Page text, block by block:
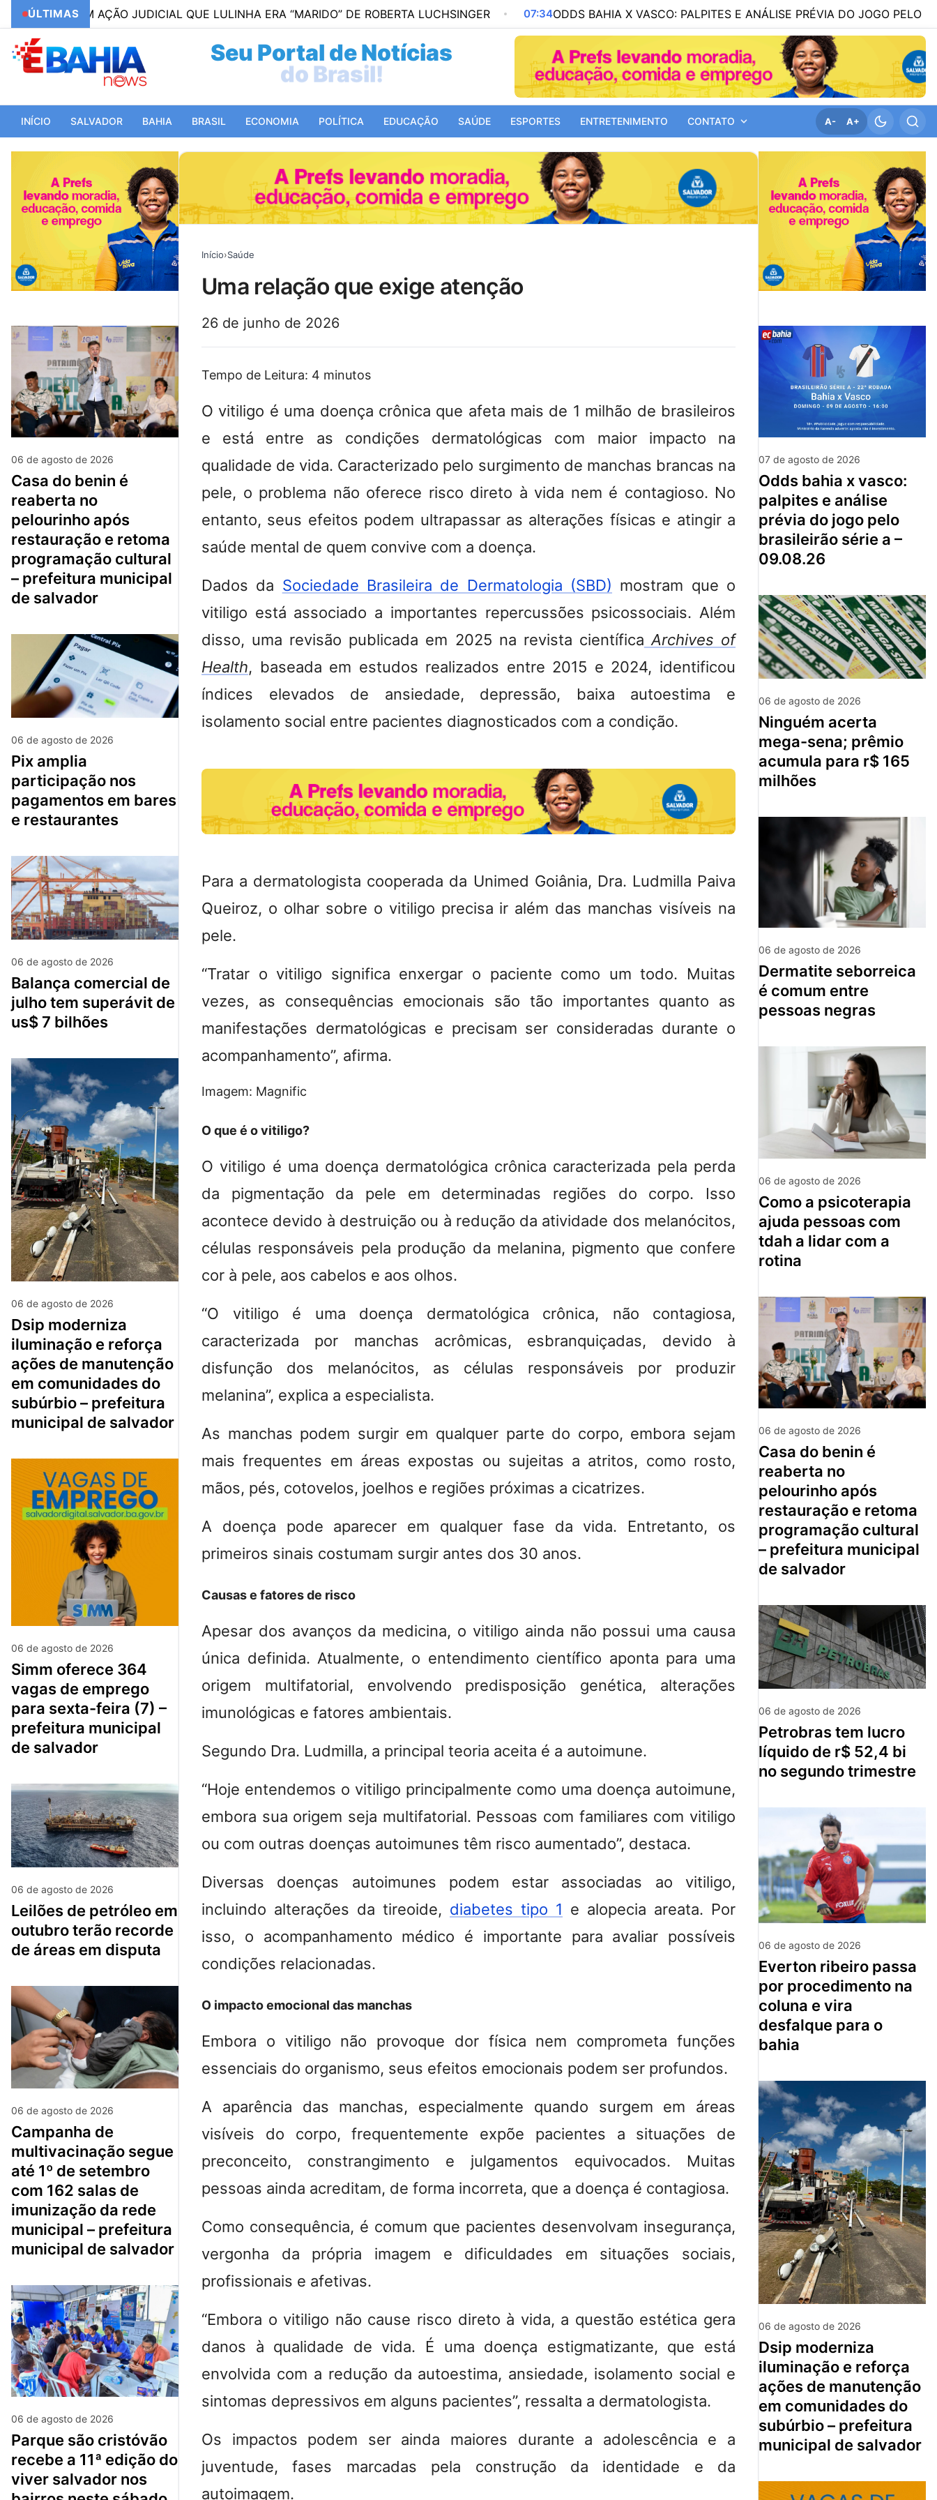
ÚLTIMAS
EM AÇÃO JUDICIAL QUE LULINHA ERA “MARIDO” DE ROBERTA LUCHSINGER 07:34ODDS BAHIA X VASCO: PALPITES E ANÁLISE PRÉVIA DO JOGO PELO
Seu Portal de Notícias
do Mundo!
INÍCIO SALVADOR BAHIA BRASIL ECONOMIA POLÍTICA EDUCAÇÃO SAÚDE ESPORTES ENTRETENIMENTO CONTATO A- A+
06 de agosto de 2026
casa do benin é
reaberta no
pelourinho após
restauração e retoma
programação cultural
– prefeitura municipal
de salvador
06 de agosto de 2026
pix amplia
participação nos
pagamentos em bares
e restaurantes
06 de agosto de 2026
balança comercial de
julho tem superávit de
us$ 7 bilhões
06 de agosto de 2026
dsip moderniza
iluminação e reforça
ações de manutenção
em comunidades do
subúrbio – prefeitura
municipal de salvador
06 de agosto de 2026
simm oferece 364
vagas de emprego
para sexta-feira (7) –
prefeitura municipal
de salvador
06 de agosto de 2026
leilões de petróleo em
outubro terão recorde
de áreas em disputa
06 de agosto de 2026
campanha de
multivacinação segue
até 1º de setembro
com 162 salas de
imunização da rede
municipal – prefeitura
municipal de salvador
06 de agosto de 2026
parque são cristóvão
recebe a 11ª edição do
viver salvador nos
Início›Saúde
uma relação que exige atenção
26 de junho de 2026
Tempo de Leitura: 4 minutos
O vitiligo é uma doença crônica que afeta mais de 1 milhão de brasileiros
e está entre as condições dermatológicas com maior impacto na
qualidade de vida. Caracterizado pelo surgimento de manchas brancas na
pele, o problema não oferece risco direto à vida nem é contagioso. No
entanto, seus efeitos podem ultrapassar as alterações físicas e atingir a
saúde mental de quem convive com a doença.
Dados da Sociedade Brasileira de Dermatologia (SBD) mostram que o
vitiligo está associado a importantes repercussões psicossociais. Além
disso, uma revisão publicada em 2025 na revista científica Archives of
Health, baseada em estudos realizados entre 2015 e 2024, identificou
índices elevados de ansiedade, depressão, baixa autoestima e
isolamento social entre pacientes diagnosticados com a condição.
Para a dermatologista cooperada da Unimed Goiânia, Dra. Ludmilla Paiva
Queiroz, o olhar sobre o vitiligo precisa ir além das manchas visíveis na
pele.
“Tratar o vitiligo significa enxergar o paciente como um todo. Muitas
vezes, as consequências emocionais são tão importantes quanto as
manifestações dermatológicas e precisam ser consideradas durante o
acompanhamento”, afirma.
Imagem: Magnific
O que é o vitiligo?
O vitiligo é uma doença dermatológica crônica caracterizada pela perda
da pigmentação da pele em determinadas regiões do corpo. Isso
acontece devido à destruição ou à redução da atividade dos melanócitos,
células responsáveis pela produção da melanina, pigmento que confere
cor à pele, aos cabelos e aos olhos.
“O vitiligo é uma doença dermatológica crônica, não contagiosa,
caracterizada por manchas acrômicas, esbranquiçadas, devido à
disfunção dos melanócitos, as células responsáveis por produzir
melanina”, explica a especialista.
As manchas podem surgir em qualquer parte do corpo, embora sejam
mais frequentes em áreas expostas ou sujeitas a atritos, como rosto,
mãos, pés, cotovelos, joelhos e regiões próximas a cicatrizes.
A doença pode aparecer em qualquer fase da vida. Entretanto, os
primeiros sinais costumam surgir antes dos 30 anos.
Causas e fatores de risco
Apesar dos avanços da medicina, o vitiligo ainda não possui uma causa
única definida. Atualmente, o entendimento científico aponta para uma
origem multifatorial, envolvendo predisposição genética, alterações
imunológicas e fatores ambientais.
Segundo Dra. Ludmilla, a principal teoria aceita é a autoimune.
“Hoje entendemos o vitiligo principalmente como uma doença autoimune,
embora sua origem seja multifatorial. Pessoas com familiares com vitiligo
ou com outras doenças autoimunes têm risco aumentado”, destaca.
Diversas doenças autoimunes podem estar associadas ao vitiligo,
incluindo alterações da tireoide, diabetes tipo 1 e alopecia areata. Por
isso, o acompanhamento médico é importante para avaliar possíveis
condições relacionadas.
O impacto emocional das manchas
Embora o vitiligo não provoque dor física nem comprometa funções
essenciais do organismo, seus efeitos emocionais podem ser profundos.
A aparência das manchas, especialmente quando surgem em áreas
visíveis do corpo, frequentemente expõe pacientes a situações de
preconceito, constrangimento e julgamentos equivocados. Muitas
pessoas ainda acreditam, de forma incorreta, que a doença é contagiosa.
Como consequência, é comum que pacientes desenvolvam insegurança,
vergonha da própria imagem e dificuldades em situações sociais,
profissionais e afetivas.
“Embora o vitiligo não cause risco direto à vida, a questão estética gera
danos à qualidade de vida. É uma doença estigmatizante, que está
envolvida com a redução da autoestima, ansiedade, isolamento social e
sintomas depressivos em alguns pacientes”, ressalta a dermatologista.
Os impactos podem ser ainda maiores durante a adolescência e a
juventude, fases marcadas pela construção da identidade e da
autoimagem.
07 de agosto de 2026
odds bahia x vasco:
palpites e análise
prévia do jogo pelo
brasileirão série a –
09.08.26
06 de agosto de 2026
ninguém acerta
mega-sena; prêmio
acumula para r$ 165
milhões
06 de agosto de 2026
dermatite seborreica
é comum entre
pessoas negras
06 de agosto de 2026
como a psicoterapia
ajuda pessoas com
tdah a lidar com a
rotina
06 de agosto de 2026
casa do benin é
reaberta no
pelourinho após
restauração e retoma
programação cultural
– prefeitura municipal
de salvador
06 de agosto de 2026
petrobras tem lucro
líquido de r$ 52,4 bi
no segundo trimestre
06 de agosto de 2026
everton ribeiro passa
por procedimento na
coluna e vira
desfalque para o
bahia
06 de agosto de 2026
dsip moderniza
iluminação e reforça
ações de manutenção
em comunidades do
subúrbio – prefeitura
municipal de salvador